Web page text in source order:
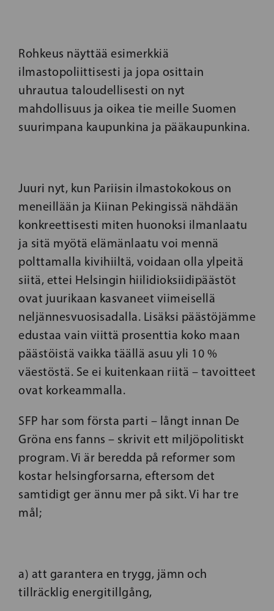
Rohkeus näyttää esimerkkiä
ilmastopoliittisesti ja jopa osittain
uhrautua taloudellisesti on nyt
mahdollisuus ja oikea tie meille Suomen
suurimpana kaupunkina ja pääkaupunkina.
Juuri nyt, kun Pariisin ilmastokokous on
meneillään ja Kiinan Pekingissä nähdään
konkreettisesti miten huonoksi ilmanlaatu
ja sitä myötä elämänlaatu voi mennä
polttamalla kivihiiltä, voidaan olla ylpeitä
siitä, ettei Helsingin hiilidioksiidipäästöt
ovat juurikaan kasvaneet viimeisellä
neljännesvuosisadalla. Lisäksi päästöjämme
edustaa vain viittä prosenttia koko maan
päästöistä vaikka täällä asuu yli 10 %
väestöstä. Se ei kuitenkaan riitä – tavoitteet
ovat korkeammalla.
SFP har som första parti – långt innan De
Gröna ens fanns – skrivit ett miljöpolitiskt
program. Vi är beredda på reformer som
kostar helsingforsarna, eftersom det
samtidigt ger ännu mer på sikt. Vi har tre
mål;
a) att garantera en trygg, jämn och
tillräcklig energitillgång,